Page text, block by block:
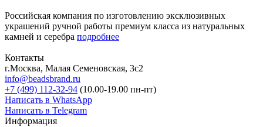
Российская компания по изготовлению эксклюзивных
украшений ручной работы премиум класса из натуральных
камней и серебра подробнее
Контакты
г.Москва, Малая Семеновская, 3с2
info@beadsbrand.ru
+7 (499) 112-32-94 (10.00-19.00 пн-пт)
Написать в WhatsApp
Написать в Telegram
Информация